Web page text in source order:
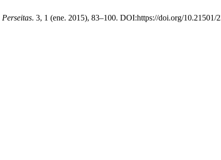
Perseitas. 3, 1 (ene. 2015), 83–100. DOI:https://doi.org/10.21501/